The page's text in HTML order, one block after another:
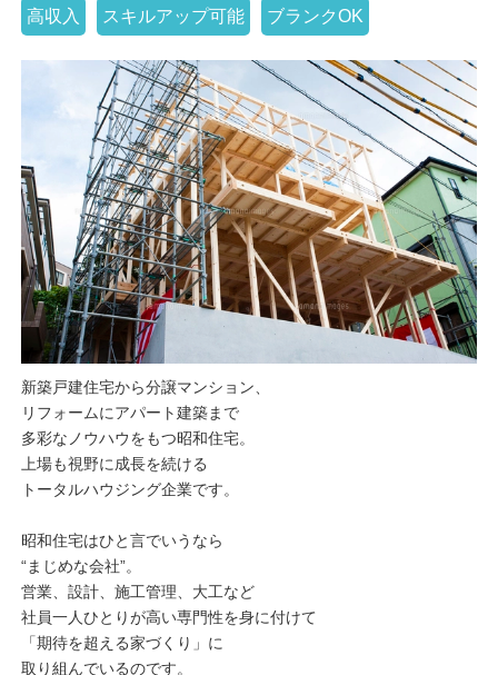
高収入 スキルアップ可能 ブランクOK
新築戸建住宅から分譲マンション、
リフォームにアパート建築まで
多彩なノウハウをもつ昭和住宅。
上場も視野に成長を続ける
トータルハウジング企業です。
昭和住宅はひと言でいうなら
“まじめな会社”。
営業、設計、施工管理、大工など
社員一人ひとりが高い専門性を身に付けて
「期待を超える家づくり」に
取り組んでいるのです。